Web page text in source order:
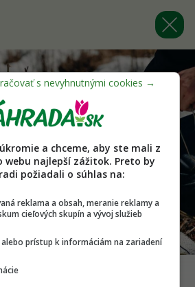
a chceme, aby ste mali z
webu najlepší zážitok. Preto by
požiadali o súhlas na:
reklama a obsah, meranie reklamy a
cieľových skupín a vývoj služieb
alebo prístup k informáciám na zariadení